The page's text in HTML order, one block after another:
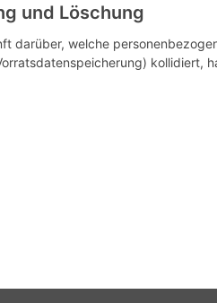
und Löschung
darüber, welche
kollidiert,